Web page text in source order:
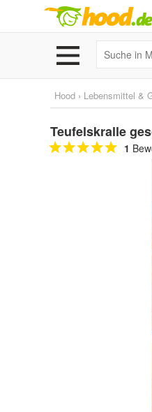
Hood › Lebensmittel &
Teufelskralle
1